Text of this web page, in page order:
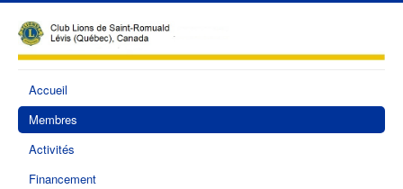
Accueil
Membres
Activités
Financement